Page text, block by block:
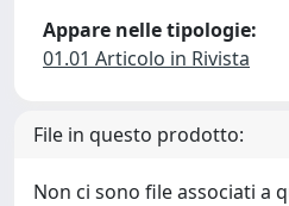
Appare nelle tipologie:
01.01 Articolo in Rivista
File in questo prodotto:
Non ci sono file associati a